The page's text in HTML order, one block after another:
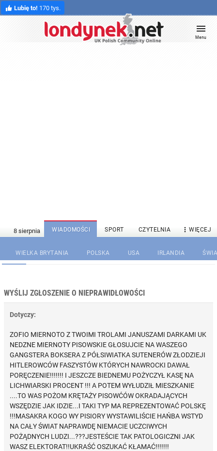
Lubię to! 170 tys.
Menu
WIADOMOŚCI SPORT CZYTELNIA  WIĘCEJ
WIELKA BRYTANIA POLSKA USA IRLANDIA
WYŚLIJ ZGŁOSZENIE O NIEPRAWIDŁOWOŚCI
Dotyczy:
ZOFIO MIERNOTO Z TWOIMI TROLAMI JANUSZAMI DARKAMI UK
NEDZNE MIERNOTY PISOWSKIE GŁOSUJCIE NA WASZEGO
GANGSTERA BOKSERA Z PÓŁSIWIATKA SUTENERÓW ZŁODZIEJI
HITLEROWCÓW FASZYSTÓW KTÓRYCH NAWROCKI DAWAŁ
PORĘCZENIE!!!!!!! I JESZCZE BIEDNEMU POŻYCZYŁ KASĘ NA
LICHWIARSKI PROCENT !!! A POTEM WYŁUDZIŁ MIESZKANIE
....TO WAS POŻOM KRĘTAŻY PISOWĆÓW OKRADAJĄCYCH
WSZĘDZIE JAK IDZIE...I TAKI TYP MA REPREZENTOWAĆ POLSKĘ
!!!MASAKRA KOGO WY PISIORY WYSTAWILIŚCIE HAŃBA WSTYD
NA CAŁY ŚWIAT NAPRAWDĘ NIEMACIE UCZCIWYCH
POŻĄDNYCH LUDZI...???JESTEŚCIE TAK PATOLOGICZNI JAK
WASZ ELEKTORAT!!UKRAŚĆ OSZUKAĆ KŁAMAĆ!!!!!!!